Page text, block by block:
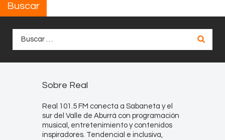
Buscar
Sobre Real
Real 101.5 FM conecta a Sabaneta y el
sur del Valle de Aburrá con programación
musical, entretenimiento y contenidos
inspiradores. Tendencial e inclusiva,